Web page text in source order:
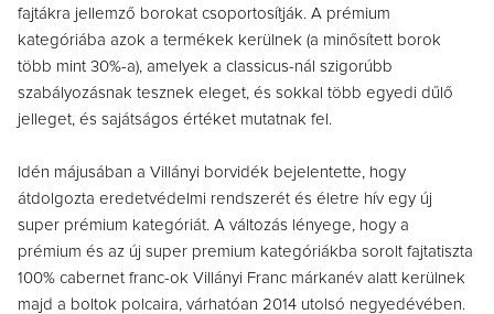
fajtákra jellemző borokat csoportosítják. A prémium
kategóriába azok a termékek kerülnek (a minősített borok
több mint 30%-a), amelyek a classicus-nál szigorúbb
szabályozásnak tesznek eleget, és sokkal több egyedi dűlő
jelleget, és sajátságos értéket mutatnak fel.
Idén májusában a Villányi borvidék bejelentette, hogy
átdolgozta eredetvédelmi rendszerét és életre hív egy új
super prémium kategóriát. A változás lényege, hogy a
prémium és az új super premium kategóriákba sorolt fajtatiszta
100% cabernet franc-ok Villányi Franc márkanév alatt kerülnek
majd a boltok polcaira, várhatóan 2014 utolsó negyedévében.